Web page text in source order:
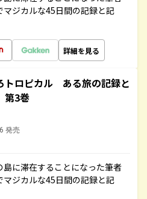
ジカルな45日間の記録と記
詳細を見る
トロピカル ある旅の記録と
3巻
発売
に滞在することになった筆者
ジカルな45日間の記録と記